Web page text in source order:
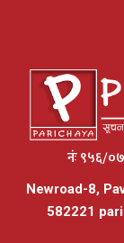
नंः ९५६/
Newroad-8,
582221